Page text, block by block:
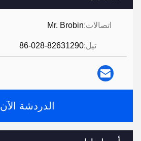
اتصالات:Mr. Brobin
تيل:86-028-82631290
الدردشة الآن